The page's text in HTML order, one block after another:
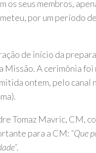
os seus membros,
por um período
de início da
Missão. A cerimônia
ontem, pelo canal
Tomaz Mavric, CM,
para a CM: “Que